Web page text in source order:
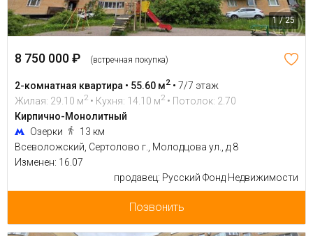
1 / 25
8 750 000 ₽ (встречная покупка)
2-комнатная квартира • 55.60 м2 • 7/7 этаж
Жилая: 29.10 м2 • Кухня: 14.10 м2 • Потолок: 2.70
Кирпично-Монолитный
Озерки
13 км
Всеволожский, Сертолово г., Молодцова ул., д 8
Изменен: 16.07
продавец: Русский Фонд Недвижимости
Позвонить